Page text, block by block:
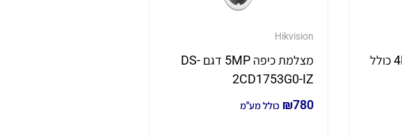
מצלמת צינור חכמה 4MP כולל
Hikvision
מצלמת כיפה 5MP דגם DS-
2CD1753G0-IZ
₪780 כולל מע"מ